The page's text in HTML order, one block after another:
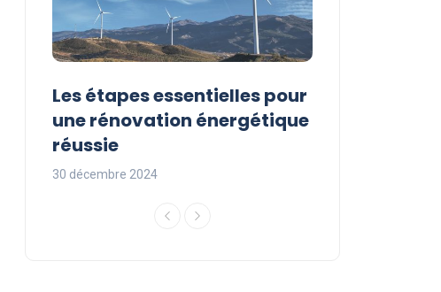
Les étapes essentielles pour
une rénovation énergétique
réussie
30 décembre 2024